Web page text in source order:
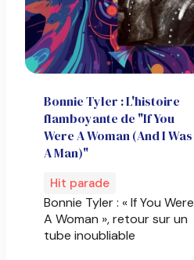
Bonnie Tyler : L'histoire
flamboyante de "If You
Were A Woman (And I Was
A Man)"
Hit parade
Bonnie Tyler : « If You Were
A Woman », retour sur un
tube inoubliable